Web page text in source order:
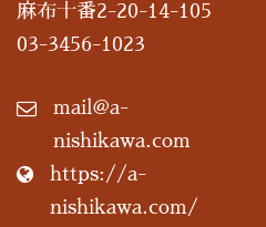
麻布十番2-20-14-105
03-3456-1023
mail@a-
nishikawa.com
https://a-
nishikawa.com/